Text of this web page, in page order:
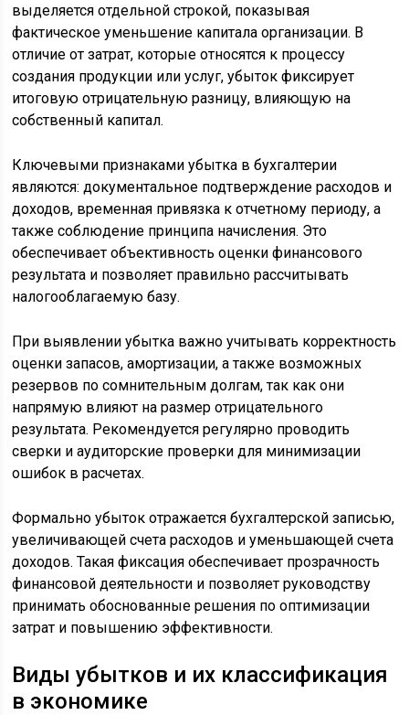
выделяется отдельной строкой, показывая
фактическое уменьшение капитала организации. В
отличие от затрат, которые относятся к процессу
создания продукции или услуг, убыток фиксирует
итоговую отрицательную разницу, влияющую на
собственный капитал.
Ключевыми признаками убытка в бухгалтерии
являются: документальное подтверждение расходов и
доходов, временная привязка к отчетному периоду, а
также соблюдение принципа начисления. Это
обеспечивает объективность оценки финансового
результата и позволяет правильно рассчитывать
налогооблагаемую базу.
При выявлении убытка важно учитывать корректность
оценки запасов, амортизации, а также возможных
резервов по сомнительным долгам, так как они
напрямую влияют на размер отрицательного
результата. Рекомендуется регулярно проводить
сверки и аудиторские проверки для минимизации
ошибок в расчетах.
Формально убыток отражается бухгалтерской записью,
увеличивающей счета расходов и уменьшающей счета
доходов. Такая фиксация обеспечивает прозрачность
финансовой деятельности и позволяет руководству
принимать обоснованные решения по оптимизации
затрат и повышению эффективности.
Виды убытков и их классификация
в экономике